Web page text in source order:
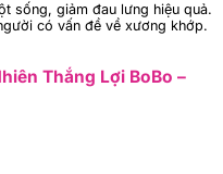
sống, giảm đau lưng hiệu quả.
có vấn đề về xương khớp.
Thắng Lợi BoBo –